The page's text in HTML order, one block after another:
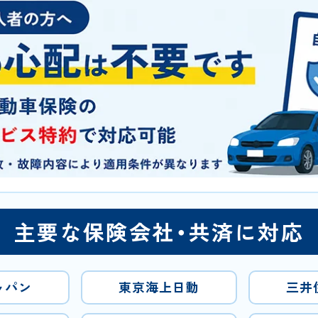
主要な保険会社・共済に対応
ン 東京海上日動 三井